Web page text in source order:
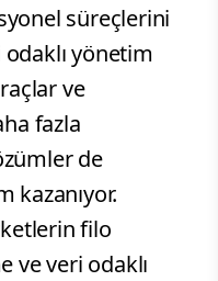
süreçlerini
yönetim
ve
fazla
de
kazanıyor.
filo
ve veri odaklı